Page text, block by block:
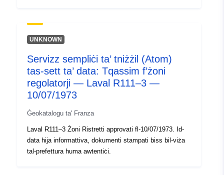
UNKNOWN
Servizz sempliċi ta’ tniżżil (Atom)
tas-sett ta’ data: Tqassim f’żoni
regolatorji — Laval R111–3 —
10/07/1973
Ġeokatalogu ta' Franza
Laval R111–3 Żoni Ristretti approvati fl-10/07/1973. Id-
data hija informattiva, dokumenti stampati biss bil-viża
tal-prefettura huma awtentiċi.